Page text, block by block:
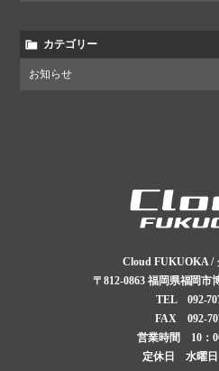
カテゴリー
お知らせ
Cloud FUKUOKA /
〒812-0863 福岡県福岡市
TEL 092-
FAX 092-
営業時間 10：
定休日 水曜日